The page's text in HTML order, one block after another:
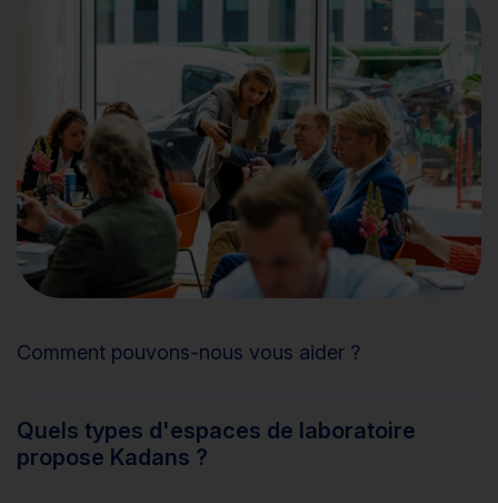
Comment pouvons-nous vous aider ?
Quels types d'espaces de laboratoire
propose Kadans ?